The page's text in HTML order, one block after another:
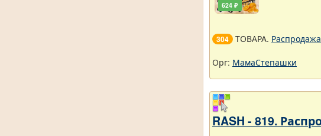
624 ₽
304 ТОВАРА.
Орг: МамаСтепашки
RASH - 819.